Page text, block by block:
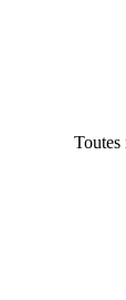
Toutes